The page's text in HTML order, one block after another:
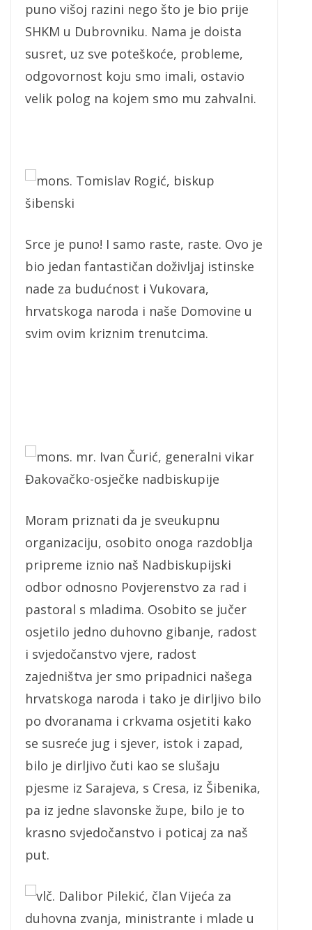
puno višoj razini nego što je bio prije
SHKM u Dubrovniku. Nama je doista
susret, uz sve poteškoće, probleme,
odgovornost koju smo imali, ostavio
velik polog na kojem smo mu zahvalni.
mons. Tomislav Rogić, biskup
šibenski
Srce je puno! I samo raste, raste. Ovo je
bio jedan fantastičan doživljaj istinske
nade za budućnost i Vukovara,
hrvatskoga naroda i naše Domovine u
svim ovim kriznim trenutcima.
mons. mr. Ivan Čurić, generalni vikar
Đakovačko-osječke nadbiskupije
Moram priznati da je sveukupnu
organizaciju, osobito onoga razdoblja
pripreme iznio naš Nadbiskupijski
odbor odnosno Povjerenstvo za rad i
pastoral s mladima. Osobito se jučer
osjetilo jedno duhovno gibanje, radost
i svjedočanstvo vjere, radost
zajedništva jer smo pripadnici našega
hrvatskoga naroda i tako je dirljivo bilo
po dvoranama i crkvama osjetiti kako
se susreće jug i sjever, istok i zapad,
bilo je dirljivo čuti kao se slušaju
pjesme iz Sarajeva, s Cresa, iz Šibenika,
pa iz jedne slavonske župe, bilo je to
krasno svjedočanstvo i poticaj za naš
put.
vlč. Dalibor Pilekić, član Vijeća za
duhovna zvanja, ministrante i mlade u